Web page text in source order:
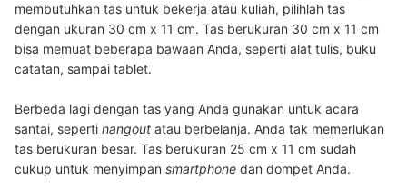
membutuhkan tas untuk bekerja atau kuliah, pilihlah tas
dengan ukuran 30 cm x 11 cm. Tas berukuran 30 cm x 11 cm
bisa memuat beberapa bawaan Anda, seperti alat tulis, buku
catatan, sampai tablet.
Berbeda lagi dengan tas yang Anda gunakan untuk acara
santai, seperti hangout atau berbelanja. Anda tak memerlukan
tas berukuran besar. Tas berukuran 25 cm x 11 cm sudah
cukup untuk menyimpan smartphone dan dompet Anda.